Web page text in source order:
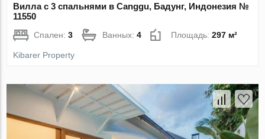
Вилла с 3 спальнями в Canggu, Бадунг, Индонезия №
11550
Спален:3 Ванных:4 Площадь:297 м²
Kibarer Property